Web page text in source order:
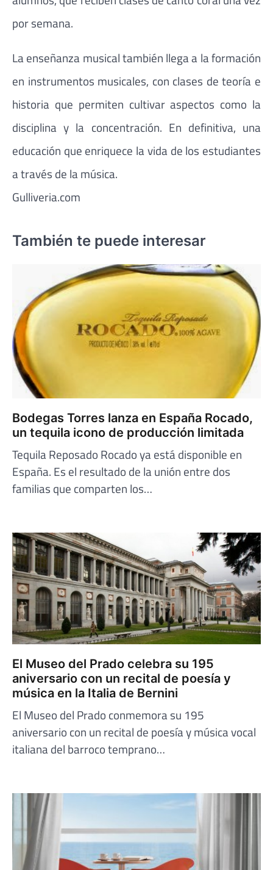
por semana.
La enseñanza musical también llega a la formación
en instrumentos musicales, con clases de teoría e
historia que permiten cultivar aspectos como la
disciplina y la concentración. En definitiva, una
educación que enriquece la vida de los estudiantes
a través de la música.
Gulliveria.com
También te puede interesar
Bodegas Torres lanza en España Rocado,
un tequila icono de producción limitada
Tequila Reposado Rocado ya está disponible en
España. Es el resultado de la unión entre dos
familias que comparten los…
El Museo del Prado celebra su 195
aniversario con un recital de poesía y
música en la Italia de Bernini
El Museo del Prado conmemora su 195
aniversario con un recital de poesía y música vocal
italiana del barroco temprano…